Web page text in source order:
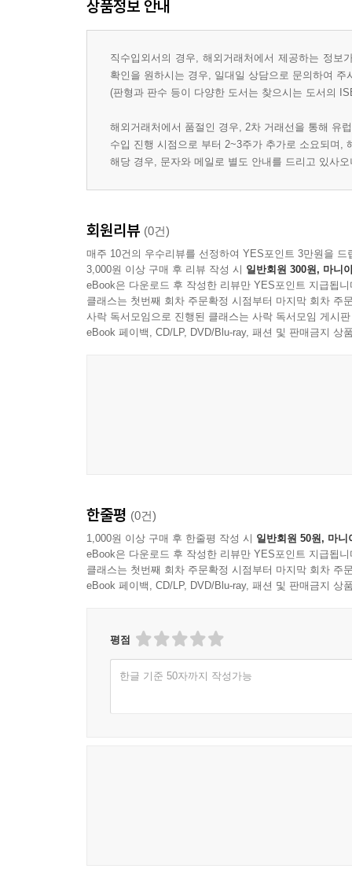
상품정보 안내
직수입외서의 경우, 해외거래처에서 제공하는 정
확인을 원하시는 경우, 일대일 상담으로 문의하여 주
(판형과 판수 등이 다양한 도서는 찾으시는 도서의
해외거래처에서 품절인 경우, 2차 거래선을 통해 유
수입 진행 시점으로 부터 2~3주가 추가로 소요되며,
해당 경우, 문자와 메일로 별도 안내를 드리고 있사
회원리뷰 (0건)
매주 10건의 우수리뷰를 선정하여 YES포인트 3만원을 드
3,000원 이상 구매 후 리뷰 작성 시 일반회원 300원, 마니
eBook은 다운로드 후 작성한 리뷰만 YES포인트 지급됩니
클래스는 첫번째 회차 주문확정 시점부터 마지막 회차 주
사락 독서모임으로 진행된 클래스는 사락 독서모임 게시
eBook 페이백, CD/LP, DVD/Blu-ray, 패션 및 판매금지 상
한줄평 (0건)
1,000원 이상 구매 후 한줄평 작성 시 일반회원 50원, 마니
eBook은 다운로드 후 작성한 리뷰만 YES포인트 지급됩니
클래스는 첫번째 회차 주문확정 시점부터 마지막 회차 주
eBook 페이백, CD/LP, DVD/Blu-ray, 패션 및 판매금지 상
평점
한글 기준 50자까지 작성가능